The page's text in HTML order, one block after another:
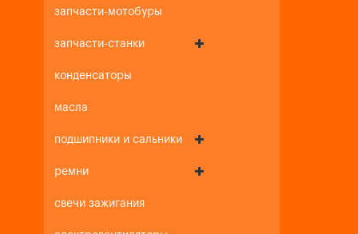
запчасти-мотобуры
запчасти-станки
конденсаторы
масла
подшипники и сальники
ремни
свечи зажигания